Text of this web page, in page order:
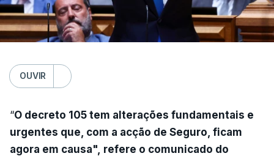
OUVIR
“O decreto 105 tem alterações fundamentais e
urgentes que, com a acção de Seguro, ficam
agora em causa", refere o comunicado do